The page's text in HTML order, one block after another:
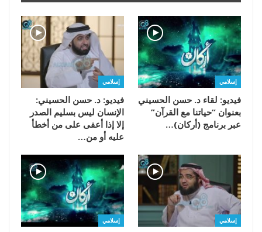
إسلامي
فيديو: لقاء د. حسن الحسيني
بعنوان “حياتنا مع القرآن”
عبر برنامج (أركان)…
إسلامي
فيديو: د. حسن الحسيني:
الإنسان ليس بسليم الصدر
إلا إذا أعفى على من أخطأ
عليه أو من…
إسلامي إسلامي